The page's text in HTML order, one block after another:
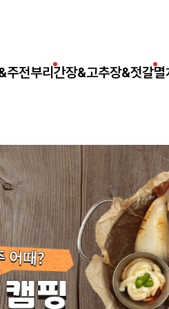
주전부리 간장&고추장&젓갈멸